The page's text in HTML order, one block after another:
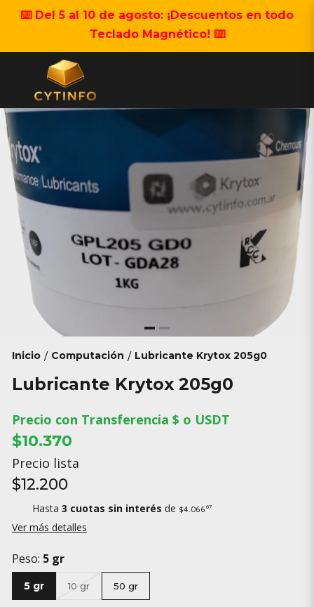
⌨️ Del 5 al 10 de agosto: ¡Descuentos en todo
Teclado Magnético! ⌨️
Inicio / Computación / Lubricante Krytox 205g0
Lubricante Krytox 205g0
Precio con Transferencia $ o USDT
$10.370
Precio lista
$12.200
Hasta 3 cuotas sin interés de $4.066 67
Ver más detalles
Peso: 5 gr
5 gr 10 gr 50 gr